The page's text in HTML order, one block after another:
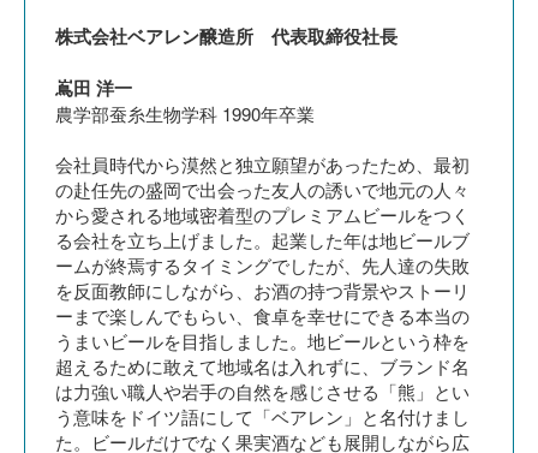
株式会社ベアレン醸造所 代表取締役社長
嶌田 洋一
農学部蚕糸生物学科 1990年卒業
会社員時代から漠然と独立願望があったため、最初
の赴任先の盛岡で出会った友人の誘いで地元の人々
から愛される地域密着型のプレミアムビールをつく
る会社を立ち上げました。起業した年は地ビールブ
ームが終焉するタイミングでしたが、先人達の失敗
を反面教師にしながら、お酒の持つ背景やストーリ
ーまで楽しんでもらい、食卓を幸せにできる本当の
うまいビールを目指しました。地ビールという枠を
超えるために敢えて地域名は入れずに、ブランド名
は力強い職人や岩手の自然を感じさせる「熊」とい
う意味をドイツ語にして「ベアレン」と名付けまし
た。ビールだけでなく果実酒なども展開しながら広